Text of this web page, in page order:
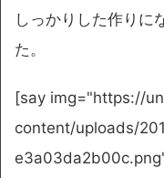
しっかりした作り に
た。
[say img="https://
content/uploads/